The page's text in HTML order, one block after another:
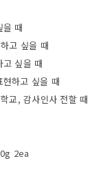
을 때
고 싶을 때
고 싶을 때
현하고 싶을 때
교, 감사인사 전할 때
2ea